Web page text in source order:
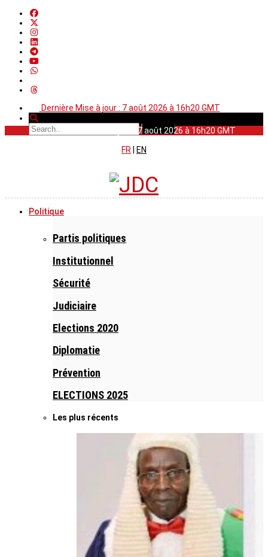
Dernière Mise à jour : 7 août 2026 à 16h20 GMT
Dernière Mise à jour : 7 août 2026 à 16h20 GMT
FR
EN
Politique
Partis politiques
Institutionnel
Sécurité
Judiciaire
Elections 2020
Diplomatie
Prévention
ELECTIONS 2025
Les plus récents